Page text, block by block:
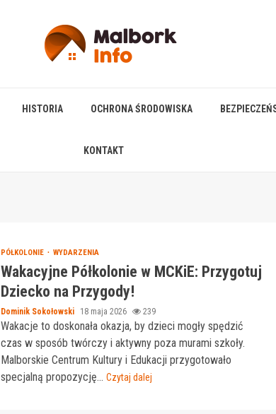
HISTORIA OCHRONA ŚRODOWISKA
KONTAKT
PÓŁKOLONIE WYDARZENIA
Wakacyjne Półkolonie w MCKiE: Przygotuj
Dziecko na Przygody!
Dominik Sokołowski 18 maja 2026 239
Wakacje to doskonała okazja, by dzieci mogły spędzić
czas w sposób twórczy i aktywny poza murami szkoły.
Malborskie Centrum Kultury i Edukacji przygotowało
specjalną propozycję... Czytaj dalej